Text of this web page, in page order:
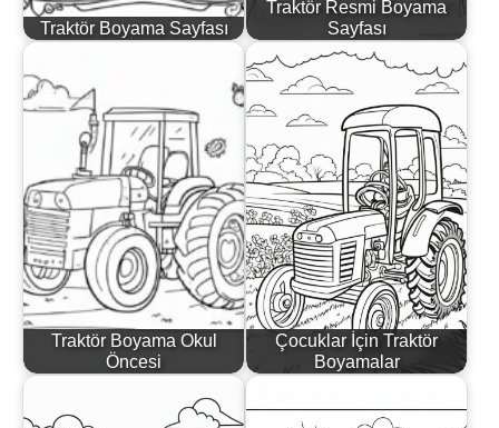
Traktör Boyama Sayfası
Traktör Resmi Boyama
Sayfası
Traktör Boyama Okul
Öncesi
Çocuklar İçin Traktör
Boyamalar